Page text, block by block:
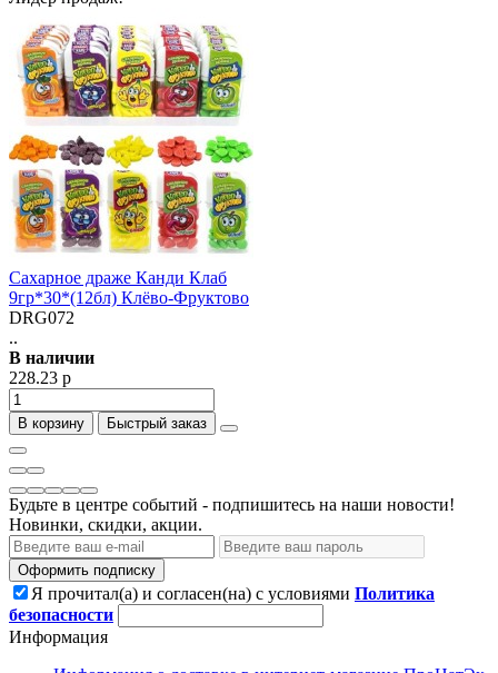
Сахарное драже Канди Клаб
9гр*30*(12бл) Клёво-Фруктово
DRG072
..
В наличии
228.23 р
В корзину Быстрый заказ
Будьте в центре событий - подпишитесь на наши новости!
Новинки, скидки, акции.
Оформить подписку
Я прочитал(а) и согласен(на) с условиями Политика
безопасности
Информация